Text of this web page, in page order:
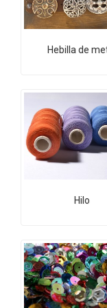
Hebilla de
Hilo